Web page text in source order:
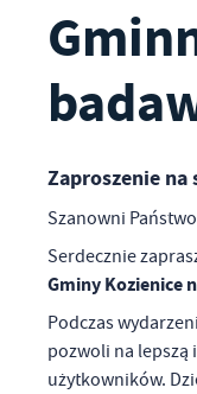
Zaproszenie
Szanowni
Serdecznie
Gminy Kozienice
Podczas
pozwoli na lepszą
użytkowników.